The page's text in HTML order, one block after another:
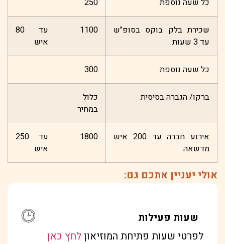
כל שעה נוספת 250
שכירת בלק בוקס בסופ"ש
עד 3 שעות
1100
עד 80
איש
כל שעה נוספת 300
ברקו/ הגברה בסיסית
כלול
במחיר
אירוע חברה עד 200 איש
מדשאה
1800
עד 250
איש
אולי יעניין אתכם גם:
שעות פעילות
לפרטי שעות פתיחת המוזיאוןלחץ כאן